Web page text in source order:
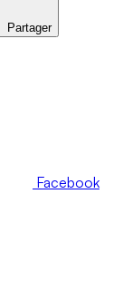
Partager
Facebook